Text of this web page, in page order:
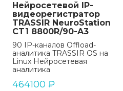
Нейросетевой IP-
видеорегистратор
TRASSIR NeuroStation
CT1 8800R/90-A3
90 IP-каналов Offload-
аналитика TRASSIR OS на
Linux Нейросетевая
аналитика
464100 ₽